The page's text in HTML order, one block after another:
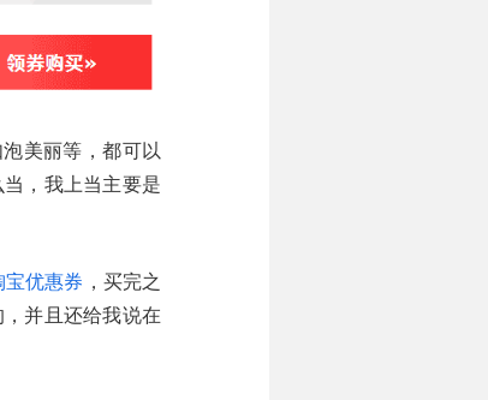
美丽等，都可以
，我上当主要是
宝优惠券 ，买完之
并且还给我说在